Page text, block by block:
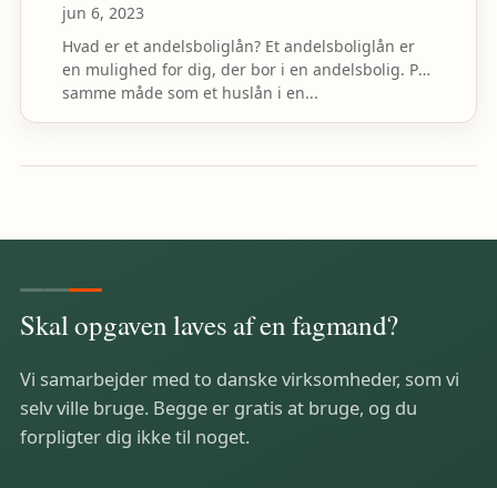
jun 6, 2023
Hvad er et andelsboliglån? Et andelsboliglån er
en mulighed for dig, der bor i en andelsbolig. På
samme måde som et huslån i en...
Skal opgaven laves af en fagmand?
Vi samarbejder med to danske virksomheder, som vi
selv ville bruge. Begge er gratis at bruge, og du
forpligter dig ikke til noget.